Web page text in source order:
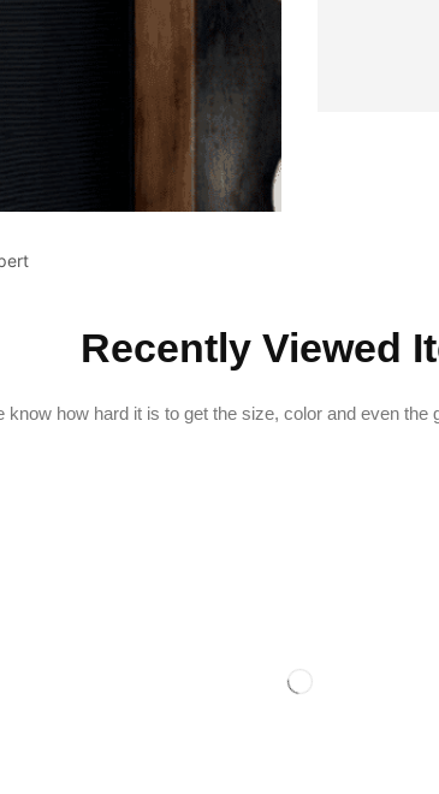
Recently Viewed
know how hard it is to get the size, color and even the